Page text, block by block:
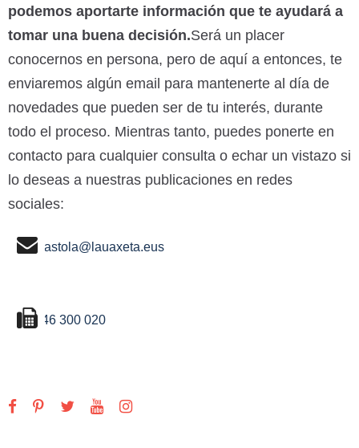
podemos aportarte información que te ayudará a
tomar una buena decisión.Será un placer
conocernos en persona, pero de aquí a entonces, te
enviaremos algún email para mantenerte al día de
novedades que pueden ser de tu interés, durante
todo el proceso. Mientras tanto, puedes ponerte en
contacto para cualquier consulta o echar un vistazo si
lo deseas a nuestras publicaciones en redes
sociales:
ikastola@lauaxeta.eus
946 300 020